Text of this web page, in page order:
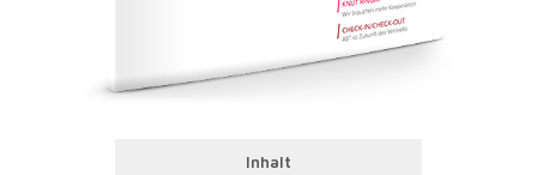
Inhalt